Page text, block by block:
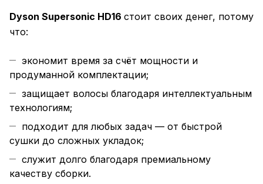
Dyson Supersonic HD16 стоит своих денег, потому
что:
экономит время за счёт мощности и
продуманной комплектации;
защищает волосы благодаря интеллектуальным
технологиям;
подходит для любых задач — от быстрой
сушки до сложных укладок;
служит долго благодаря премиальному
качеству сборки.